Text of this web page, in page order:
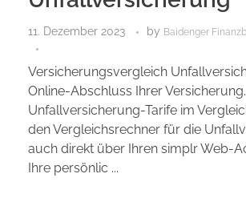
11. Dezember 2023 by Baidenger
Versicherungsvergleich
Online-Abschluss Ihrer
Unfallversicherung-Tarife im
den Vergleichsrechner für die
auch direkt über Ihren simplr Web-
Ihre persönlic ...